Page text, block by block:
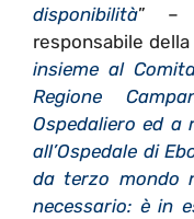
disponibilità” –
responsabile
insieme al
Regione
Ospedaliero ed a
all’Ospedale di
da terzo mondo
necessario: è in